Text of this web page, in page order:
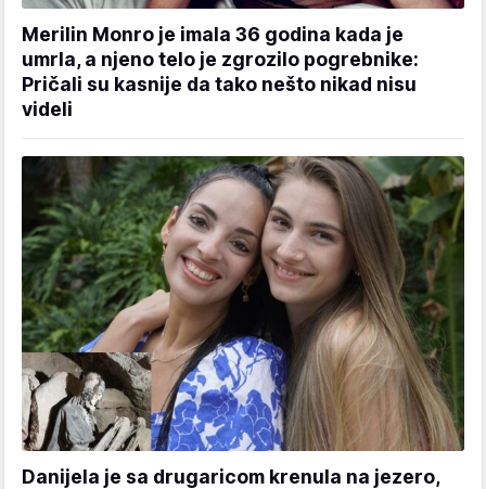
Merilin Monro je imala 36 godina kada je
umrla, a njeno telo je zgrozilo pogrebnike:
Pričali su kasnije da tako nešto nikad nisu
videli
Danijela je sa drugaricom krenula na jezero,